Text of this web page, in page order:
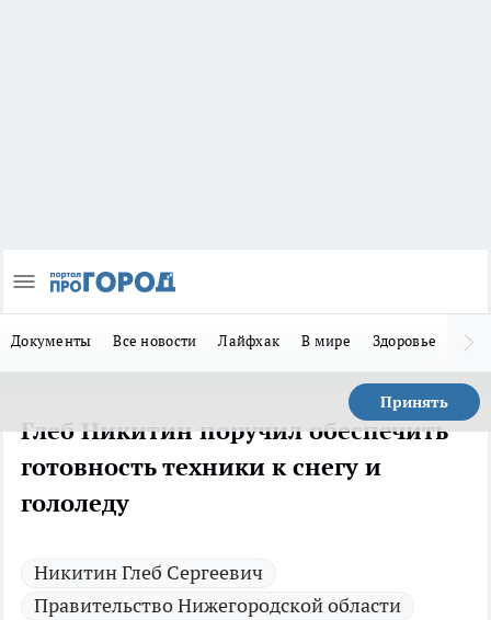
Документы Все новости Лайфхак В мире Здоровье
Принять
Глеб Никитин поручил обеспечить
готовность техники к снегу и
гололеду
Никитин Глеб Сергеевич
Правительство Нижегородской области